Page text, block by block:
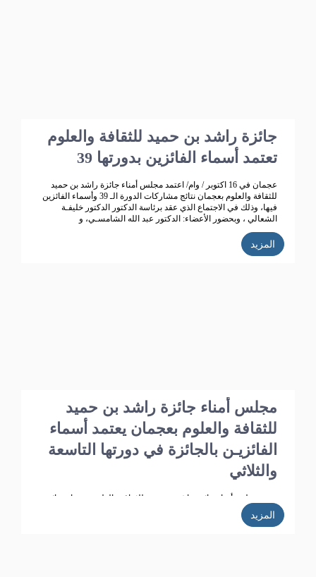
جائزة راشد بن حميد للثقافة والعلوم
تعتمد أسماء الفائزين بدورتها 39
عجمان في 16 اكتوبر / وام/ اعتمد مجلس أمناء جائزة راشد بن حميد
للثقافة والعلوم بعجمان نتائج مشاركات الدورة الـ 39 وأسماء الفائزين
فيها، وذلك في الاجتماع الذي عقد برئاسة الدكتور الدكتور خليفـة
الشعالي ، وبحضور الأعضاء: الدكتور عبد الله الشامسـي، و
الدكتورعبدالله السعيدي، و الدكتور عبد المجيد الخاجـة، و الدكتور خالد
الخاجة، و الدكتور سيـف الشعالـي، والدكتورة نهلة القاسمي، وأحـمد
حـبيب الغريب، وخميس عبدالله،ونجيبـة محمد الرفاعي. وسعادة فائقة
المزيد
مجلس أمناء جائزة راشد بن حميد
للثقافة والعلوم بعجمان يعتمد أسماء
الفائزيـن بالجائزة في دورتها التاسعة
والثلاثي
عتمد مجلس أمناء جائزة راشد بن حميد للثقافة والعلوم بعجمان نتائج
عقد برئاسة الدكتور أ.د. خليفـة الشعالـي وبحضور الأعضاء: أ.د. عبد الله
المزيد